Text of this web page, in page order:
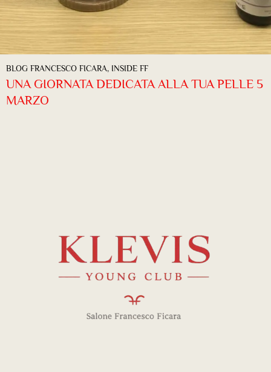
BLOG FRANCESCO FICARA, INSIDE FF
UNA GIORNATA DEDICATA ALLA TUA PELLE 5
MARZO